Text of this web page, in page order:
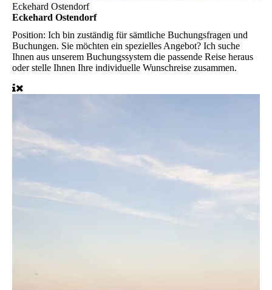
Eckehard Ostendorf
Eckehard Ostendorf
Position: Ich bin zuständig für sämtliche Buchungsfragen und
Buchungen. Sie möchten ein spezielles Angebot? Ich suche
Ihnen aus unserem Buchungssystem die passende Reise heraus
oder stelle Ihnen Ihre individuelle Wunschreise zusammen.